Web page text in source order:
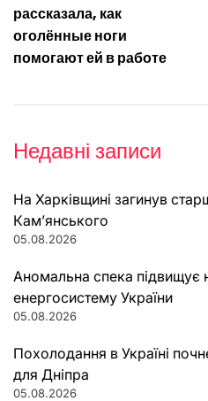
рассказала, как
оголённые ноги
помогают ей в работе
Недавні записи
На Харківщині загинув
Кам’янського
05.08.2026
Аномальна спека підвищує
енергосистему України
05.08.2026
Похолодання в Україні
для Дніпра
05.08.2026